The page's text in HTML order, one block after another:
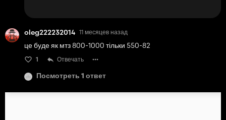
oleg222232014 11 месяцев назад
це буде як мтз 800-1000 тільки 550-82
1 Отвечать
Посмотреть 1 ответ